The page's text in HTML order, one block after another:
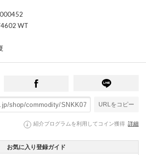
WT
URLをコピー
紹介プログラムを利用してコイン獲得 詳細
お気に入り登録ガイド